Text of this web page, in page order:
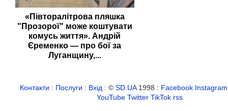
«Півторалітрова пляшка
"Прозорої" може коштувати
комусь життя». Андрій
Єременко — про бої за
Луганщину,...
Контакти : Послуги : Вхід : ©SD.UA1998 : Facebook Instagram
YouTube Twitter TikTok rss